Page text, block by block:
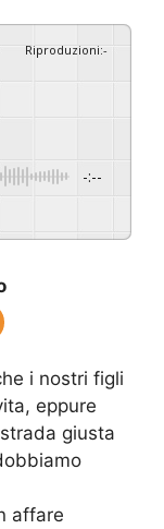
Riproduzioni:-
-:--
i nostri figli
eppure
giusta
affare